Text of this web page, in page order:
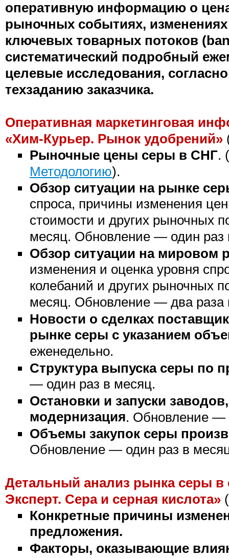
оперативную информацию о
рыночных событиях,
ключевых товарных потоков
систематический подробный
целевые исследования,
техзаданию заказчика.
Оперативная маркетинговая
«Хим-Курьер. Рынок удобрений»
Рыночные цены серы в СНГ.
Методологию).
Обзор ситуации на рынке
спроса, причины изменения
стоимости и других рыночных
месяц. Обновление — один раз
Обзор ситуации на мировом
изменения и оценка уровня
колебаний и других рыночных
месяц. Обновление — два раза
Новости о сделках
рынке серы с указанием
еженедельно.
Структура выпуска серы по
— один раз в месяц.
Остановки и запуски
модернизация. Обновление —
Объемы закупок серы
Обновление — один раз в
Детальный анализ рынка серы в
Эксперт. Сера и серная кислота» (
Конкретные причины
предложения.
Факторы, оказывающие